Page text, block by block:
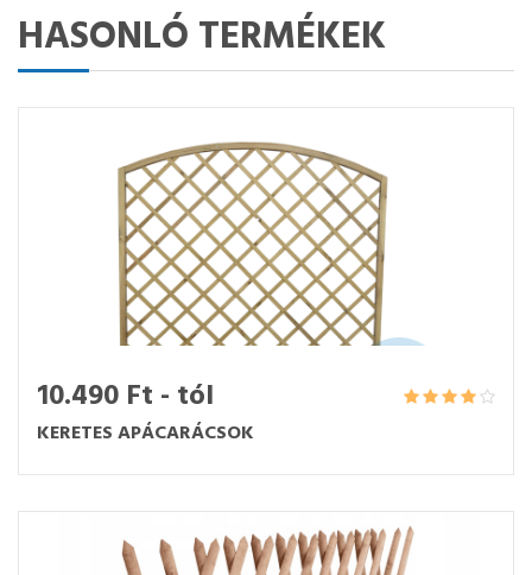
HASONLÓ TERMÉKEK
10.490 Ft - tól
KERETES APÁCARÁCSOK